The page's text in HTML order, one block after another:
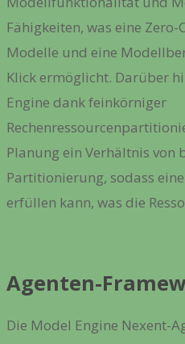
Fähigkeiten, was eine
Modelle und eine
Klick ermöglicht. Darüber
Engine dank feinkörniger
Planung ein Verhältnis von
Partitionierung, sodass
erfüllen kann, was die
Agenten-
Die Model Engine Nexent-